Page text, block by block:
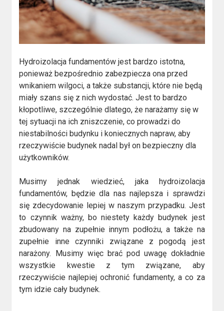
Hydroizolacja fundamentów jest bardzo istotna,
ponieważ bezpośrednio zabezpiecza ona przed
wnikaniem wilgoci, a także substancji, które nie będą
miały szans się z nich wydostać. Jest to bardzo
kłopotliwe, szczególnie dlatego, że narażamy się w
tej sytuacji na ich zniszczenie, co prowadzi do
niestabilności budynku i koniecznych napraw, aby
rzeczywiście budynek nadal był on bezpieczny dla
użytkowników.
Musimy jednak wiedzieć, jaka hydroizolacja
fundamentów, będzie dla nas najlepsza i sprawdzi
się zdecydowanie lepiej w naszym przypadku. Jest
to czynnik ważny, bo niestety każdy budynek jest
zbudowany na zupełnie innym podłożu, a także na
zupełnie inne czynniki związane z pogodą jest
narażony. Musimy więc brać pod uwagę dokładnie
wszystkie kwestie z tym związane, aby
rzeczywiście najlepiej ochronić fundamenty, a co za
tym idzie cały budynek.